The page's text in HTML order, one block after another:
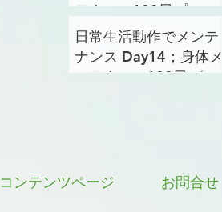
テナンス100日プロジ
ェクト
日常生活動作でメンテ
ナンス Day14；身体メ
ンテナンス100日プロ
コンテンツページ お問合せ